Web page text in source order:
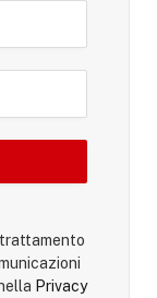
Privacy